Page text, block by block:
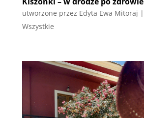
utworzone przez Edyta Ewa Mitoraj |
Wszystkie